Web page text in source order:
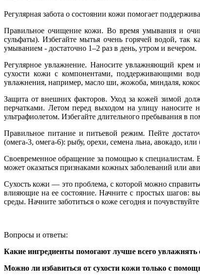
Регулярная забота о состоянии кожи помогает
Правильное очищение кожи. Во время умывания и
сульфаты). Избегайте мытья очень горячей водой,
умыванием - достаточно 1–2 раз в день, утром и вечером.
Регулярное увлажнение. Наносите увлажняющий крем
сухости кожи с компонентами, поддерживающими
увлажнения, например, масло ши, жожоба, миндаля,
Защита от внешних факторов. Уход за кожей зимой
перчатками. Летом перед выходом на улицу наносите
ультрафиолетом. Избегайте длительного пребывания в
Правильное питание и питьевой режим. Пейте
(омега-3, омега-6): рыбу, орехи, семена льна, авокадо,
Своевременное обращение за помощью к специалистам.
может оказаться признаками кожных заболеваний или
Сухость кожи — это проблема, с которой можно
влияющие на ее состояние. Начните с простых шагов:
среды. Начните заботиться о коже сегодня и
Вопросы и ответы:
Какие ингредиенты помогают лучше всего увлажнять
Можно ли избавиться от сухости кожи только с